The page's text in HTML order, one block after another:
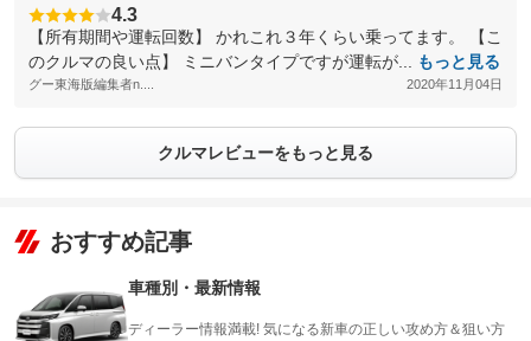
4.3
【所有期間や運転回数】 かれこれ３年くらい乗ってます。 【こ
のクルマの良い点】 ミニバンタイプですが運転が...
もっと見る
グー東海版編集者n.... 2020年11月04日
クルマレビューをもっと見る
おすすめ記事
車種別・最新情報
ディーラー情報満載! 気になる新車の正しい攻め方＆狙い方